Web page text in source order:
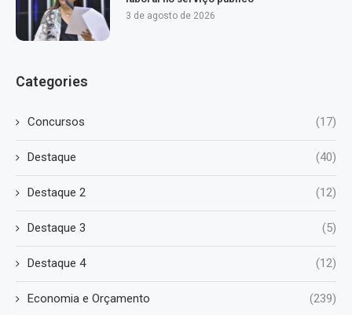
3 de agosto de 2026
Categories
Concursos (17)
Destaque (40)
Destaque 2 (12)
Destaque 3 (5)
Destaque 4 (12)
Economia e Orçamento (239)